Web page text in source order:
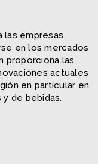
las empresas
en los mercados
proporciona las
actuales
en particular en
de bebidas.